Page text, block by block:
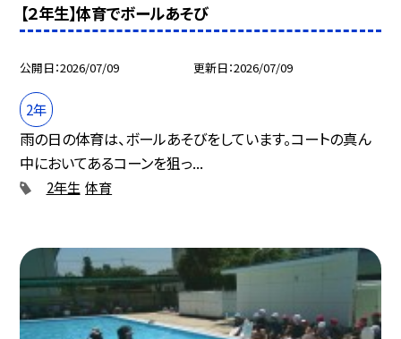
【２年生】体育でボールあそび
公開日 2026/07/09 更新日 2026/07/09
2年
雨の日の体育は、ボールあそびをしています。コートの真ん
中においてあるコーンを狙っ...
2年生 体育